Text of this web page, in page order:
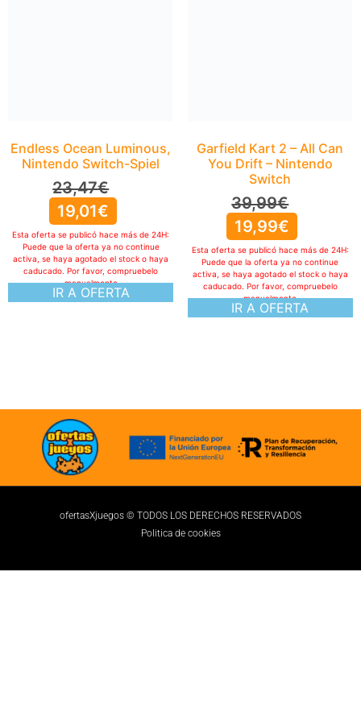
Endless Ocean Luminous,
Nintendo Switch-Spiel
23,47€
19,01€
IR A OFERTA
Esta oferta se publicó hace más de 24H:
Puede que la oferta ya no continue
activa, se haya agotado el stock o haya
caducado. Por favor, compruebelo
manualmente
Garfield Kart 2 – All Can
You Drift – Nintendo
Switch
39,99€
19,99€
IR A OFERTA
Esta oferta se publicó hace más de 24H:
Puede que la oferta ya no continue
activa, se haya agotado el stock o haya
caducado. Por favor, compruebelo
manualmente
ofertasXjuegos © TODOS LOS DERECHOS RESERVADOS
Politica de cookies